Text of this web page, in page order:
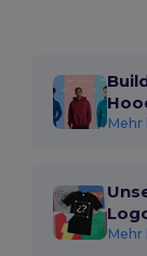
Mehr
Mehr